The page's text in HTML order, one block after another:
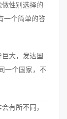
性别选择的
一个简单的答
大，发达国
一个国家，不
有所不同，